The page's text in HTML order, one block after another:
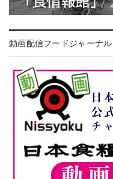
動画配信フードジャーナル